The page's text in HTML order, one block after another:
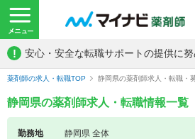
! 安心・安全な転職サポートの提供に努
薬剤師の求人・転職TOP 静岡県の薬剤師求人・転職・
静岡県の薬剤師求人・転職情報一覧
勤務地
静岡県 全体